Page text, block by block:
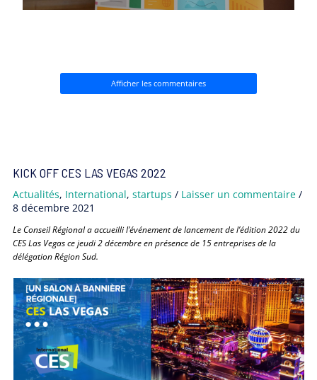
Afficher les commentaires
KICK OFF CES LAS VEGAS 2022
Actualités, International,startups / Laisser un commentaire /
8 décembre 2021
Le Conseil Régional a accueilli l’événement de lancement de l’édition 2022 du
CES Las Vegas ce jeudi 2 décembre en présence de 15 entreprises de la
délégation Région Sud.